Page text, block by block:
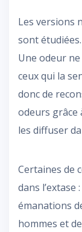
Les versions
sont
Une odeur
ceux qui la
donc de
odeurs grâce
les diffuser
Certaines de
dans
émanations
hommes et